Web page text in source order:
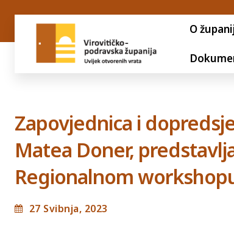
O
Zapovjednica i
Matea Doner,
Regionalnom
27 Svibnja, 2023